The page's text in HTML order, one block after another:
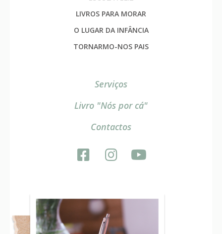
LIVROS PARA MORAR
O LUGAR DA INFÂNCIA
TORNARMO-NOS PAIS
Serviços
Livro "Nós por cá"
Contactos